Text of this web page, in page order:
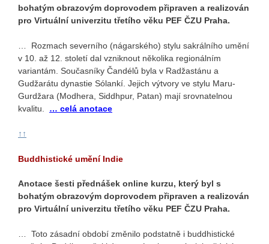
bohatým obrazovým doprovodem připraven a realizován
pro Virtuální univerzitu třetího věku PEF ČZU Praha.
… Rozmach severního (nágarského) stylu sakrálního umění
v 10. až 12. století dal vzniknout několika regionálním
variantám. Současníky Čandélů byla v Radžastánu a
Gudžarátu dynastie Sólankí. Jejich výtvory ve stylu Maru-
Gurdžara (Modhera, Siddhpur, Patan) mají srovnatelnou
kvalitu. … celá anotace
↑↑
Buddhistické umění Indie
Anotace šesti přednášek online kurzu, který byl s
bohatým obrazovým doprovodem připraven a realizován
pro Virtuální univerzitu třetího věku PEF ČZU Praha.
… Toto zásadní období změnilo podstatně i buddhistické